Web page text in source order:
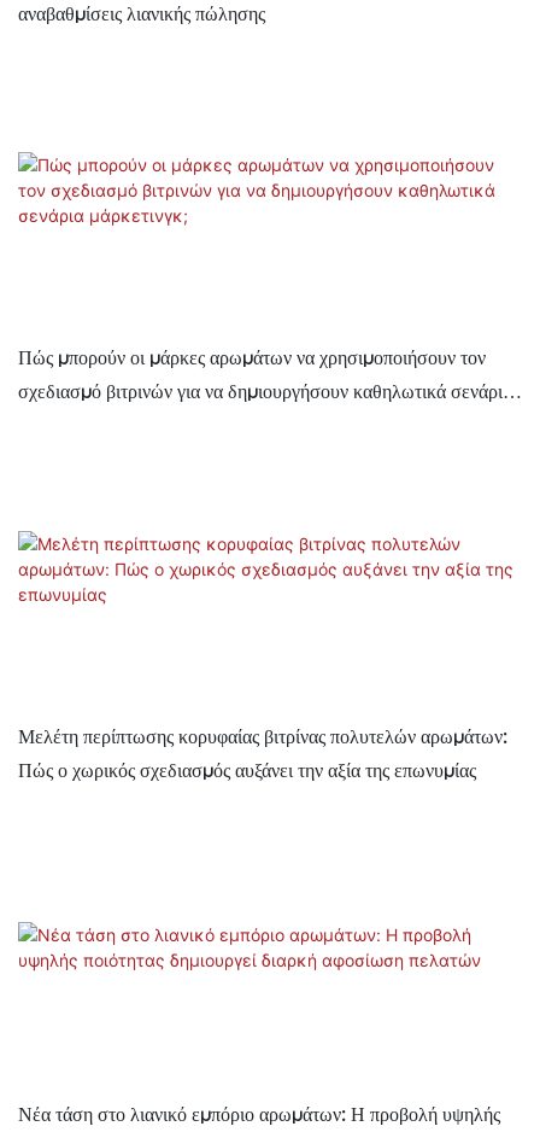
αναβαθμίσεις λιανικής πώλησης
Πώς μπορούν οι μάρκες αρωμάτων να χρησιμοποιήσουν τον
σχεδιασμό βιτρινών για να δημιουργήσουν καθηλωτικά σενάρια
Μελέτη περίπτωσης κορυφαίας βιτρίνας πολυτελών αρωμάτων:
Πώς ο χωρικός σχεδιασμός αυξάνει την αξία της επωνυμίας
Νέα τάση στο λιανικό εμπόριο αρωμάτων: Η προβολή υψηλής